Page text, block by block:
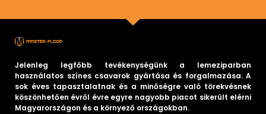
Jelenleg legfőbb tevékenységünk a lemeziparban
használatos színes csavarok gyártása és forgalmazása. A
sok éves tapasztalatnak és a minőségre való törekvésnek
köszönhetően évről évre egyre nagyobb piacot sikerült elérni
Magyarországon és a környező országokban.